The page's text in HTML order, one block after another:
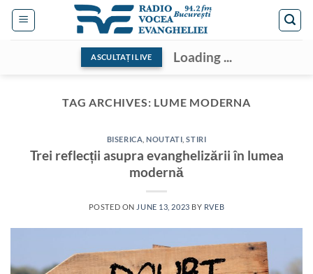
Skip
ASCULTAȚI LIVE Loading ...
TAG ARCHIVES: LUME MODERNA
BISERICA ,NOUTATI ,STIRI
Trei reflecții asupra evanghelizării în lumea
modernă
POSTED ON JUNE 13, 2023 BY RVEB